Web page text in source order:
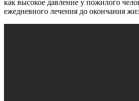
как высокое давление у пожилого
ежедневного лечения до окончания